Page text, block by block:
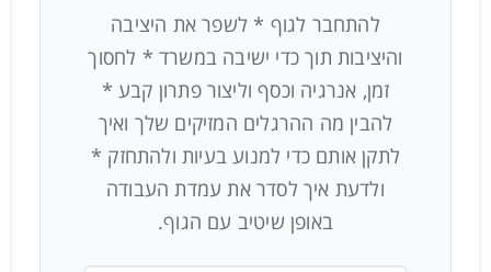
להתחבר לגוף * לשפר את היציבה
והיציבות תוך כדי ישיבה במשרד * לחסוך
זמן, אנרגיה וכסף וליצור פתרון קבע *
להבין מה ההרגלים המזיקים שלך ואיך
לתקן אותם כדי למנוע בעיות ולהתחזק *
ולדעת איך לסדר את עמדת העבודה
באופן שיטיב עם הגוף.